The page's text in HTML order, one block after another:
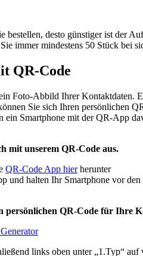
bestellen, desto günstiger ist der
immer mindestens 50 Stück bei
QR-Code
Foto-Abbild Ihrer Kontaktdaten.
Sie sich Ihren persönlichen
ein Smartphone mit der QR-App
mit unserem QR-Code aus.
QR-Code App hierherunter
und halten Ihr Smartphone vor den
persönlichen QR-Code für Ihre
links oben unter „1.Typ“ auf